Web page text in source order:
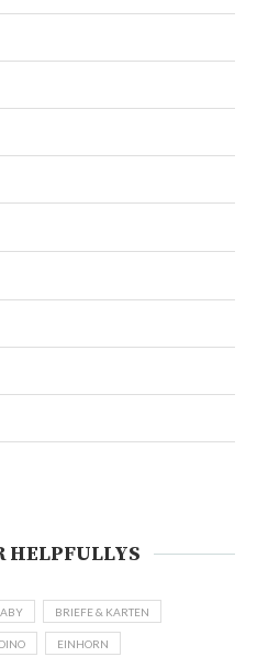
HELPFULLYS
BRIEFE & KARTEN
DINO EINHORN